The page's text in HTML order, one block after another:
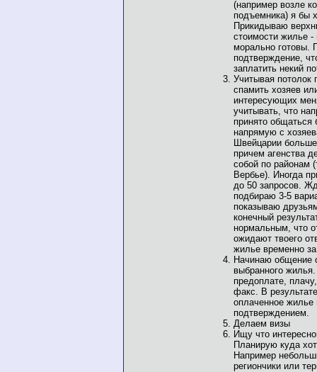
(например возле
подъемника) я бы
Прикидываю
стоимости жилье -
морально готовы.
подтверждение,
заплатить некий
Учитывая
спамить хозяев
интересующих
учитывать, что
принято
напрямую с
Швейцарии
причем агенства
собой по районам
Вербье). Иногда
до 50 запросов.
подбираю 3-5
показываю
конечный
нормальным, что
ожидают твоего
жилье временно
Начинаю общение
выбранного
предоплате,
факс. В
оплаченное жилье
подтверждением.
Делаем визы
Ищу что
Планирую куда
Например
региончики или